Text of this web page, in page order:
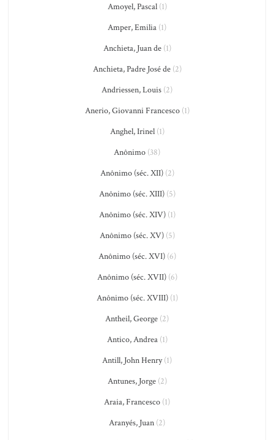
Amoyel, Pascal(1)
Amper, Emilia (1)
Anchieta, Juan de(1)
Anchieta, Padre José de(2)
Andriessen, Louis (2)
Anerio, Giovanni Francesco(1)
Anghel, Irinel(1)
Anônimo (38)
Anônimo (séc. XII)(2)
Anônimo (séc. XIII)(5)
Anônimo (séc. XIV)(1)
Anônimo (séc. XV)(5)
Anônimo (séc. XVI)(6)
Anônimo (séc. XVII)(6)
Anônimo (séc. XVIII)(1)
Antheil, George (2)
Antico, Andrea(1)
Antill, John Henry(1)
Antunes, Jorge(2)
Araia, Francesco (1)
Aranyés, Juan (2)